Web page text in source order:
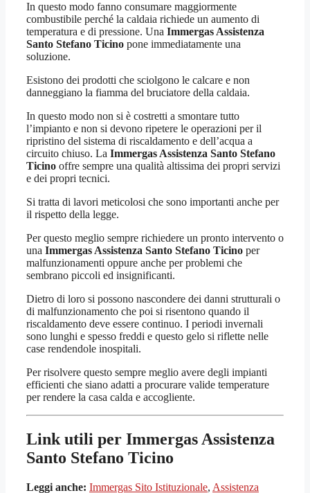
In questo modo fanno consumare maggiormente
combustibile perché la caldaia richiede un aumento di
temperatura e di pressione. Una Immergas Assistenza
Santo Stefano Ticino pone immediatamente una
soluzione.
Esistono dei prodotti che sciolgono le calcare e non
danneggiano la fiamma del bruciatore della caldaia.
In questo modo non si è costretti a smontare tutto
l’impianto e non si devono ripetere le operazioni per il
ripristino del sistema di riscaldamento e dell’acqua a
circuito chiuso. La Immergas Assistenza Santo Stefano
Ticino offre sempre una qualità altissima dei propri servizi
e dei propri tecnici.
Si tratta di lavori meticolosi che sono importanti anche per
il rispetto della legge.
Per questo meglio sempre richiedere un pronto intervento o
una Immergas Assistenza Santo Stefano Ticino per
malfunzionamenti oppure anche per problemi che
sembrano piccoli ed insignificanti.
Dietro di loro si possono nascondere dei danni strutturali o
di malfunzionamento che poi si risentono quando il
riscaldamento deve essere continuo. I periodi invernali
sono lunghi e spesso freddi e questo gelo si riflette nelle
case rendendole inospitali.
Per risolvere questo sempre meglio avere degli impianti
efficienti che siano adatti a procurare valide temperature
per rendere la casa calda e accogliente.
Link utili per Immergas Assistenza
Santo Stefano Ticino
Leggi anche: Immergas Sito Istituzionale, Assistenza